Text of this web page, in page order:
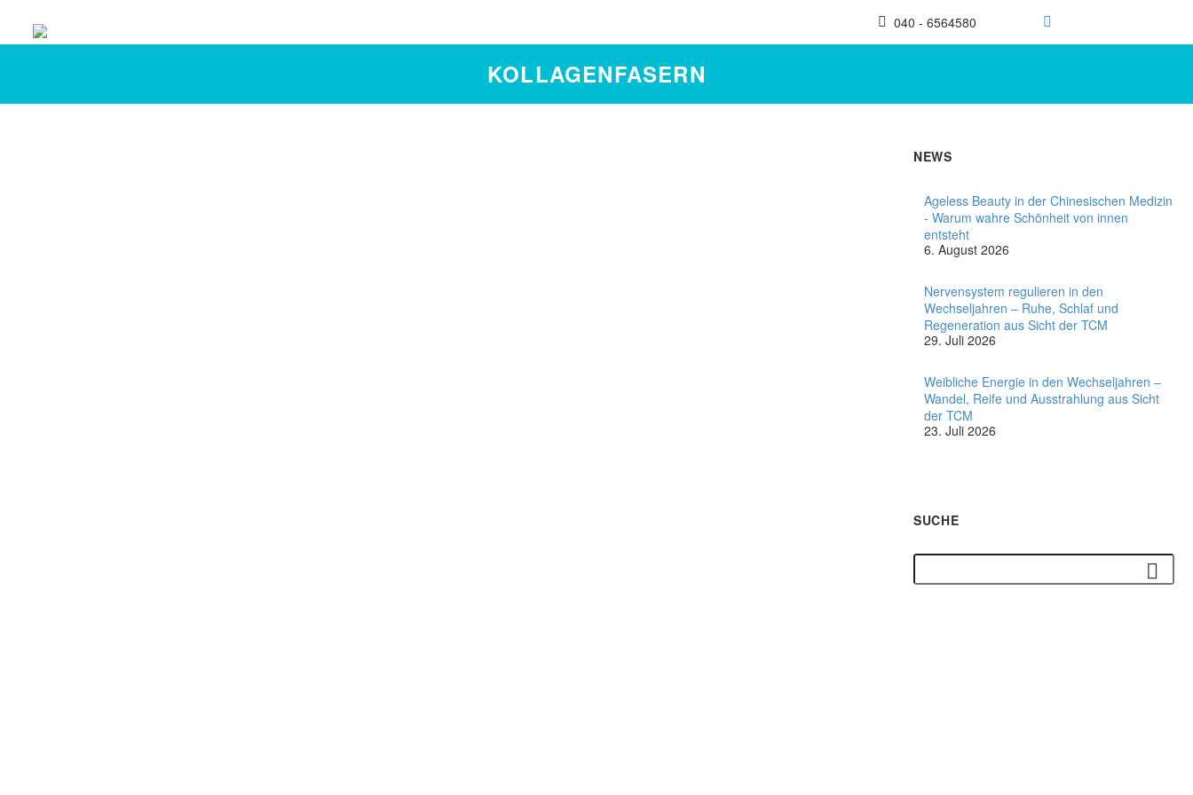
040 - 6564580
KOLLAGENFASERN
NEWS
Ageless Beauty in der Chinesischen Medizin
- Warum wahre Schönheit von innen
entsteht
6. August 2026
Nervensystem regulieren in den
Wechseljahren – Ruhe, Schlaf und
Regeneration aus Sicht der TCM
29. Juli 2026
Weibliche Energie in den Wechseljahren –
Wandel, Reife und Ausstrahlung aus Sicht
der TCM
23. Juli 2026
SUCHE